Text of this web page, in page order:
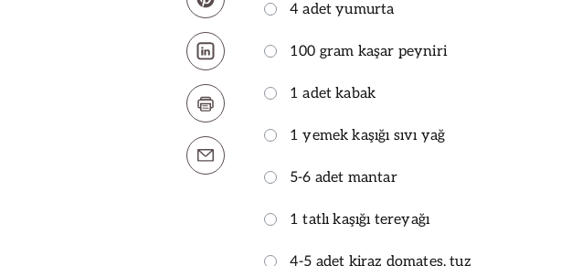
4 adet yumurta
100 gram kaşar peyniri
1 adet kabak
1 yemek kaşığı sıvı yağ
5-6 adet mantar
1 tatlı kaşığı tereyağı
4-5 adet kiraz domates, tuz